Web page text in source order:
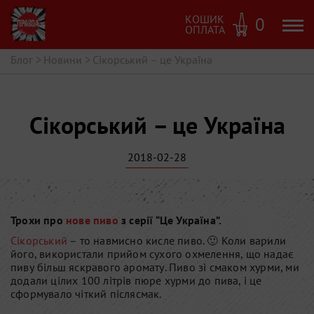
КОШИК
ОПЛАТА 0
Блог > Новини > Сікорський – це Україна
Сікорський – це Україна
2018-02-28
Трохи про нове пиво з серії “Це Україна”.
Сікорський – то навмисно кисле пиво. 🙂 Коли варили
його, використали прийом сухого охмелення, що надає
пиву більш яскравого аромату. Пиво зі смаком хурми, ми
додали цілих 100 літрів пюре хурми до пива, і це
сформувало чіткий післясмак.